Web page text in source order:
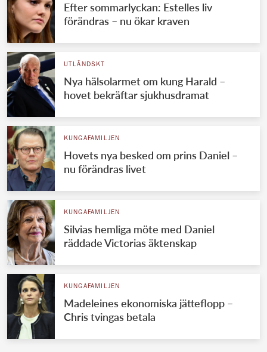
Efter sommarlyckan: Estelles liv
förändras – nu ökar kraven
UTLÄNDSKT
Nya hälsolarmet om kung Harald –
hovet bekräftar sjukhusdramat
KUNGAFAMILJEN
Hovets nya besked om prins Daniel –
nu förändras livet
KUNGAFAMILJEN
Silvias hemliga möte med Daniel
räddade Victorias äktenskap
KUNGAFAMILJEN
Madeleines ekonomiska jätteflopp –
Chris tvingas betala